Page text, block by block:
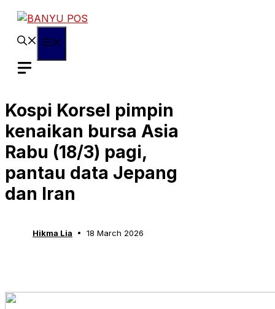
Skip
content
Kospi Korsel pimpin
kenaikan bursa Asia
Rabu (18/3) pagi,
pantau data Jepang
dan Iran
Hikma Lia 18 March 2026